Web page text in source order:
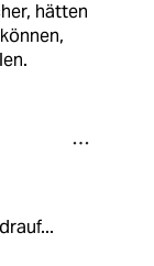
hätten